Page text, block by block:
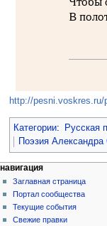
В
http://pesni.voskres.ru/
Категории:
Русская
Поэзия
навигация
Заглавная страница
Портал сообщества
Текущие события
Свежие правки